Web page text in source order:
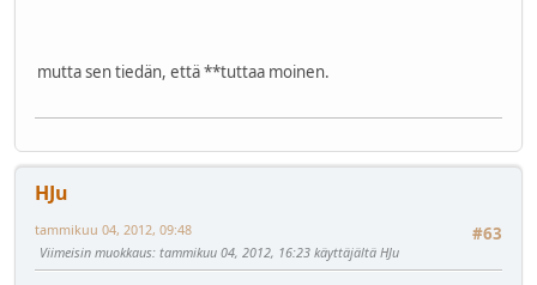
mutta sen tiedän, että **tuttaa moinen.
HJu
#63
tammikuu 04, 2012, 09:48
Viimeisin muokkaus: tammikuu 04, 2012, 16:23 käyttäjältä HJu